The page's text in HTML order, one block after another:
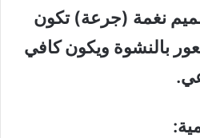
نغمة (جرعة) تكون
بالنشوة ويكون كافي